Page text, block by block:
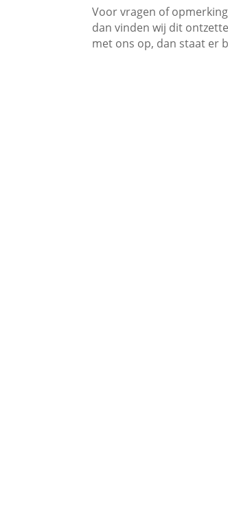
Voor vragen of
dan vinden wij dit
met ons op, dan staat er